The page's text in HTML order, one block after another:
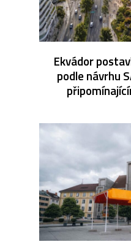
Ekvádor
podle návrhu